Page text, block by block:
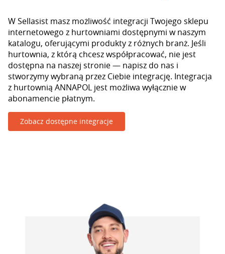
W Sellasist masz możliwość integracji Twojego sklepu
internetowego z hurtowniami dostępnymi w naszym
katalogu, oferującymi produkty z różnych branż. Jeśli
hurtownia, z którą chcesz współpracować, nie jest
dostępna na naszej stronie — napisz do nas i
stworzymy wybraną przez Ciebie integrację. Integracja
z hurtownią ANNAPOL jest możliwa wyłącznie w
abonamencie płatnym.
Zobacz dostępne integracje